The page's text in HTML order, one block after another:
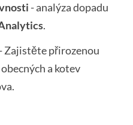
- analýza dopadu
.
- Zajistěte přirozenou
a kotev